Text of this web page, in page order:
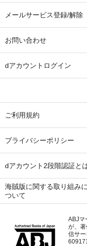
メールサービス登録/解除
お問い合わせ
dアカウントログイン
ご利用規約
プライバシーポリシー
dアカウント2段階認証と
海賊版に関する取り組みに
ついて
ABJマ
が、
信サ